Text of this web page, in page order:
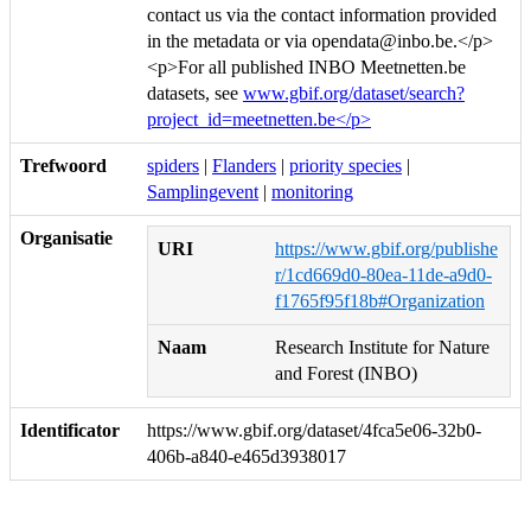
contact us via the contact information provided
in the metadata or via opendata@inbo.be.</p>
<p>For all published INBO Meetnetten.be
datasets, see www.gbif.org/dataset/search?
project_id=meetnetten.be</p>
Trefwoord spiders | Flanders | priority species |
Samplingevent | monitoring
Organisatie
URI
https://www.gbif.org/publishe
r/1cd669d0-80ea-11de-a9d0-
f1765f95f18b#Organization
Naam
Research Institute for Nature
and Forest (INBO)
Identificator
https://www.gbif.org/dataset/4fca5e06-32b0-
406b-a840-e465d3938017